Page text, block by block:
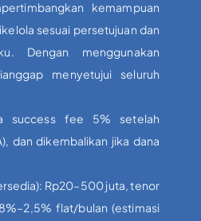
kemampuan
sesuai persetujuan dan
Dengan menggunakan
menyetujui seluruh
success fee 5% setelah
dan dikembalikan jika dana
Rp20–500 juta, tenor
flat/bulan (estimasi